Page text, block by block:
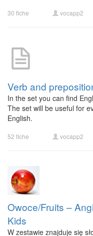
30 fiche vocapp2
Verb and
In the set you can find
The set will be useful for
English.
52 fiche vocapp2
Owoce/Fruits –
Kids
W zestawie znajduje się